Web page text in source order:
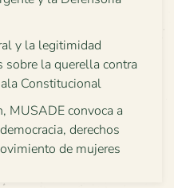
y la legitimidad
la querella contra
Constitucional
MUSADE convoca a
derechos
de mujeres